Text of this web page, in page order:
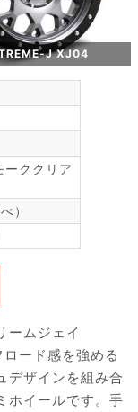
J XJ04
ーククリア
）
ームジェイ
ード感を強める
デザインを組み合
ホイールです。手